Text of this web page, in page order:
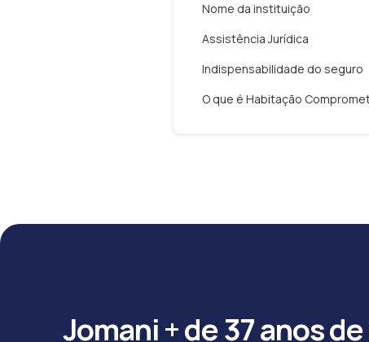
Nome da instituição
Assistência Jurídica
Indispensabilidade do seguro
O que é Habitação
Jomani + de 37 anos